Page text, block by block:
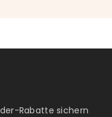
Rabatte sichern